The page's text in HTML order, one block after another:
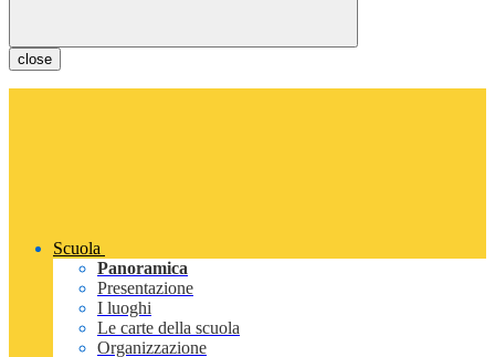
close
Scuola
Panoramica
Presentazione
I luoghi
Le carte della scuola
Organizzazione